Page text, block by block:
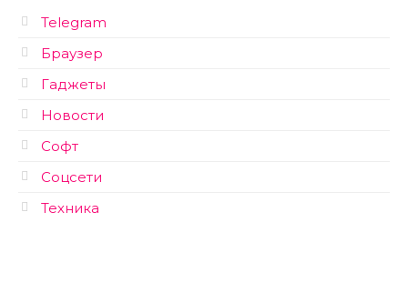
Telegram
Браузер
Гаджеты
Новости
Софт
Соцсети
Техника